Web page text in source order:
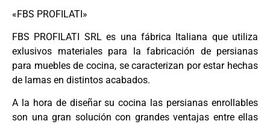
«FBS PROFILATI»
FBS PROFILATI SRL es una fábrica Italiana que utiliza
exlusivos materiales para la fabricación de persianas
para muebles de cocina, se caracterizan por estar hechas
de lamas en distintos acabados.
A la hora de diseñar su cocina las persianas enrollables
son una gran solución con grandes ventajas entre ellas